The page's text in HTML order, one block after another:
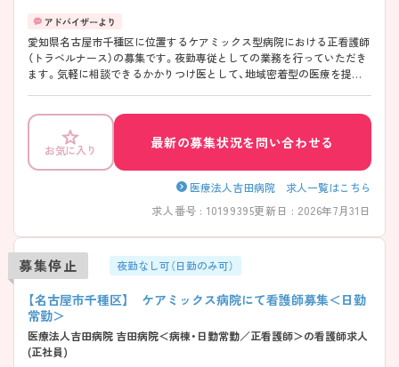
愛知県名古屋市千種区に位置するケアミックス型病院における正看護師
（トラベルナース）の募集です。夜勤専従としての業務を行っていただき
ます。気軽に相談できるかかりつけ医として、地域密着型の医療を提供
ある方には、面接対策ポイントなど、さらに詳細をご案内しますのでお気
軽にご相談ください！
お気に入り
最新の募集状況を問い合わせる
医療法人吉田病院 求人一覧はこちら
求人番号 : 10199395更新日 : 2026年7月31日
募集停止 夜勤なし可（日勤のみ可）
【名古屋市千種区】 ケアミックス病院にて看護師募集＜日勤
常勤＞
医療法人吉田病院 吉田病院＜病棟・日勤常勤／正看護師＞の看護師求人
(正社員)